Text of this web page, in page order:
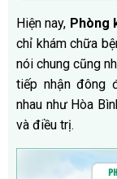
Hiện nay, Phòng
chỉ khám chữa
nói chung cũng
tiếp nhận đông
nhau như Hòa
và điều trị.